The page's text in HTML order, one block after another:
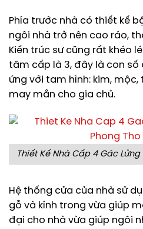
Phía trước nhà có thiết kế
ngôi nhà trở nên cao ráo,
Kiến trúc sư cũng rất khéo
tâm cấp là 3, đây là con
ứng với tam hình: kim,
may mắn cho gia chủ.
Thiết Kế Nhà Cấp 4 Gác Lửng
Hệ thống cửa của nhà sử
gỗ và kính trong vừa giúp
đại cho nhà vừa giúp ngôi